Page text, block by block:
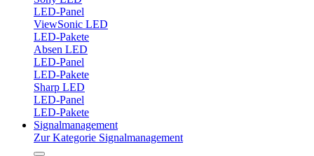
LED-Panel
ViewSonic LED
LED-Pakete
Absen LED
LED-Panel
LED-Pakete
Sharp LED
LED-Panel
LED-Pakete
Signalmanagement
Zur Kategorie Signalmanagement